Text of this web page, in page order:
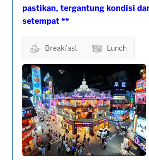
pastikan, tergantung kondisi
setempat **
Breakfast Lunch